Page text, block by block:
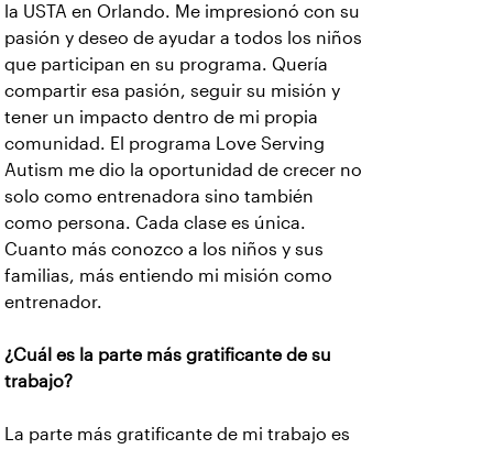
la USTA en Orlando. Me impresionó con su
pasión y deseo de ayudar a todos los niños
que participan en su programa. Quería
compartir esa pasión, seguir su misión y
tener un impacto dentro de mi propia
comunidad. El programa Love Serving
Autism me dio la oportunidad de crecer no
solo como entrenadora sino también
como persona. Cada clase es única.
Cuanto más conozco a los niños y sus
familias, más entiendo mi misión como
entrenador.
¿Cuál es la parte más gratificante de su
trabajo?
La parte más gratificante de mi trabajo es